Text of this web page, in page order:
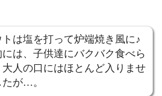
トは塩を打って炉端焼き風に♪
は、子供達にバクバク食べら
人の口にはほとんど入りませ
が…。